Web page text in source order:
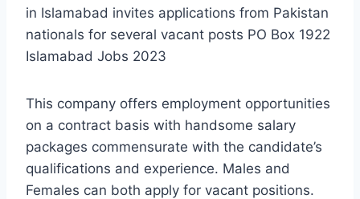
in Islamabad invites applications from Pakistan
nationals for several vacant posts PO Box 1922
Islamabad Jobs 2023
This company offers employment opportunities
on a contract basis with handsome salary
packages commensurate with the candidate’s
qualifications and experience. Males and
Females can both apply for vacant positions.